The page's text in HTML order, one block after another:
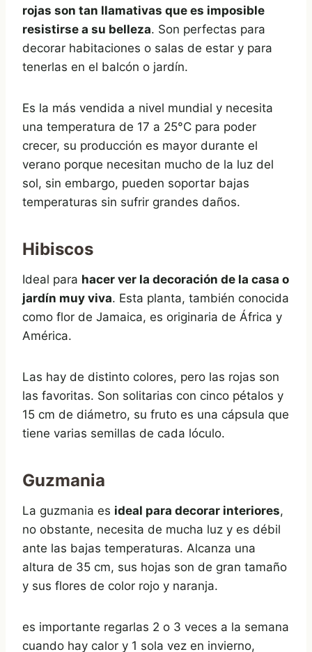
rojas son tan llamativas que es imposible
resistirse a su belleza. Son perfectas para
decorar habitaciones o salas de estar y para
tenerlas en el balcón o jardín.
Es la más vendida a nivel mundial y necesita
una temperatura de 17 a 25°C para poder
crecer, su producción es mayor durante el
verano porque necesitan mucho de la luz del
sol, sin embargo, pueden soportar bajas
temperaturas sin sufrir grandes daños.
Hibiscos
Ideal para hacer ver la decoración de la casa o
jardín muy viva. Esta planta, también conocida
como flor de Jamaica, es originaria de África y
América.
Las hay de distinto colores, pero las rojas son
las favoritas. Son solitarias con cinco pétalos y
15 cm de diámetro, su fruto es una cápsula que
tiene varias semillas de cada lóculo.
Guzmania
La guzmania es ideal para decorar interiores,
no obstante, necesita de mucha luz y es débil
ante las bajas temperaturas. Alcanza una
altura de 35 cm, sus hojas son de gran tamaño
y sus flores de color rojo y naranja.
es importante regarlas 2 o 3 veces a la semana
cuando hay calor y 1 sola vez en invierno,